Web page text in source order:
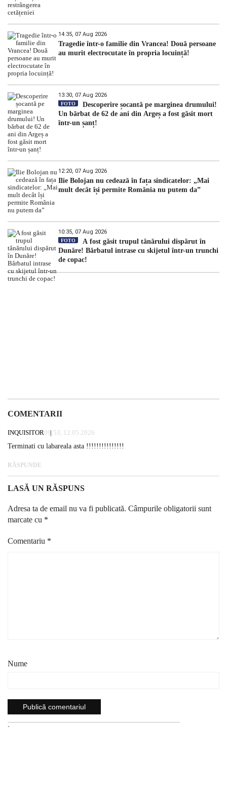
14:35, 07 Aug 2026
Tragedie într-o familie din Vrancea! Două persoane
au murit electrocutate în propria locuință!
13:30, 07 Aug 2026
FOTO
Descoperire șocantă pe marginea drumului!
Un bărbat de 62 de ani din Argeș a fost găsit mort
într-un șanț!
12:20, 07 Aug 2026
Ilie Bolojan nu cedează în fața sindicatelor: „Mai
mult decât își permite România nu putem da”
10:35, 07 Aug 2026
FOTO
A fost găsit trupul tânărului dispărut în
Dunăre! Bărbatul intrase cu skijetul într-un trunchi
de copac!
COMENTARII
INQUISITOR09:53, 12.05.2026
Terminati cu labareala asta !!!!!!!!!!!!!!!
RĂSPUNDE
LASĂ UN RĂSPUNS
Adresa ta de email nu va fi publicată. Câmpurile obligatorii sunt
marcate cu *
Comentariu *
Nume
`